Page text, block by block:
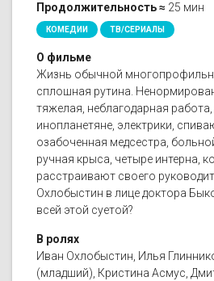
Продолжительность ≈ 25 мин
КОМЕДИИ ТВ/СЕРИАЛЫ
О фильме
Жизнь обычной
сплошная рутина.
тяжелая, неблагодарная
инопланетяне, электрики,
озабоченная медсестра,
ручная крыса, четыре интерна,
расстраивают своего
Охлобыстин в лице доктора
всей этой суетой?
В ролях
Иван Охлобыстин, Илья
(младший), Кристина Асмус,